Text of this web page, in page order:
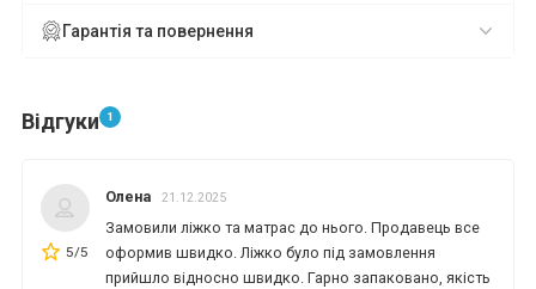
Гарантія та повернення
Відгуки 1
5/5
Олена 21.12.2025
Замовили ліжко та матрас до нього. Продавець все
оформив швидко. Ліжко було під замовлення
прийшло відносно швидко. Гарно запаковано, якість